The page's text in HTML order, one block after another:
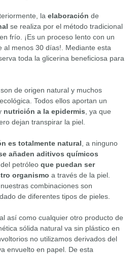
la elaboración de
se realiza por el método tradicional
en frío. ¡Es un proceso lento con un
al menos 30 días!. Mediante esta
toda la glicerina beneficiosa para
de origen natural y muchos
Todos ellos aportan un
nutrición a la epidermis , ya que
dejan transpirar la piel.
es totalmente natural , a ninguno
añaden aditivos químicos
petróleo que puedan ser
organismo a través de la piel.
combinaciones son
de diferentes tipos de pieles.
así como cualquier otro producto de
sólida natural va sin plástico en
no utilizamos derivados del
envuelto en papel. De esta